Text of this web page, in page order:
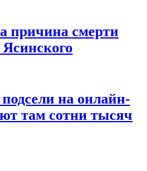
причина смерти
на онлайн-
там сотни тысяч